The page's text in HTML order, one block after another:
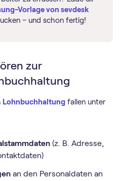
Vorlage von sevdesk
– und schon fertig!
zur
Lohnbuchhaltung fallen unter
(z. B. Adresse,
an den Personaldaten an